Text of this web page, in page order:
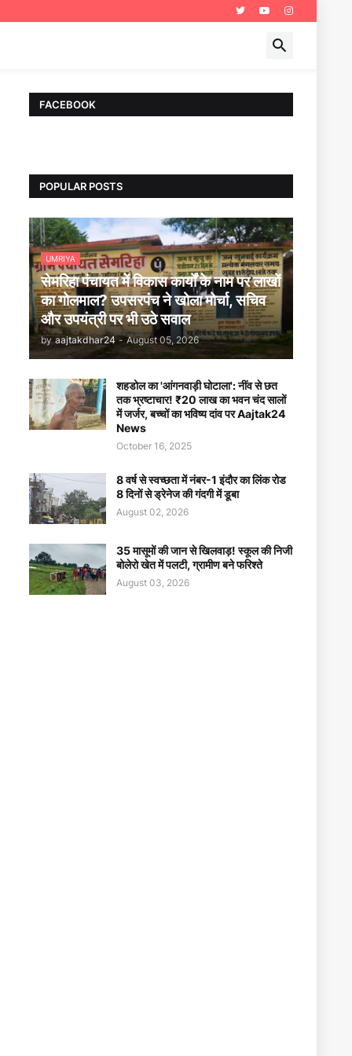
FACEBOOK
POPULAR POSTS
UMRIYA
सेमरिहा पंचायत में विकास कार्यों के नाम पर लाखों
का गोलमाल? उपसरपंच ने खोला मोर्चा, सचिव
और उपयंत्री पर भी उठे सवाल
by aajtakdhar24 - August 05, 2026
शहडोल का 'आंगनवाड़ी घोटाला': नींव से छत
तक भ्रष्टाचार! ₹20 लाख का भवन चंद सालों
में जर्जर, बच्चों का भविष्य दांव पर Aajtak24
News
October 16, 2025
8 वर्ष से स्वच्छता में नंबर-1 इंदौर का लिंक रोड
8 दिनों से ड्रेनेज की गंदगी में डूबा
August 02, 2026
35 मासूमों की जान से खिलवाड़! स्कूल की निजी
बोलेरो खेत में पलटी, ग्रामीण बने फरिश्ते
August 03, 2026